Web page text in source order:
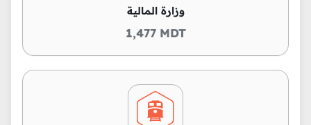
وزارة المالية
1,477 MDT